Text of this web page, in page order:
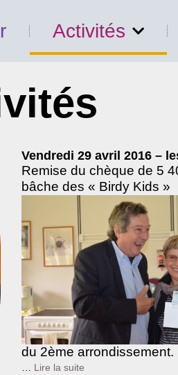
Activités
Vendredi 29 avril 2016 –
Remise du chèque de 5
bâche des « Birdy Kids »
du 2ème arrondissement.
Lire la suite